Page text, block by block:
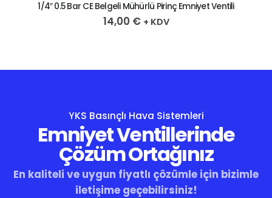
1/4″ 0.5 Bar CE Belgeli Mühürlü Pirinç Emniyet Ventili
14,00 € + KDV
YKS Basınçlı Hava Sistemleri
Emniyet Ventillerinde
Çözüm Ortağınız
En kaliteli ve uygun fiyatlı çözümle için bizimle
iletişime geçebilirsiniz!